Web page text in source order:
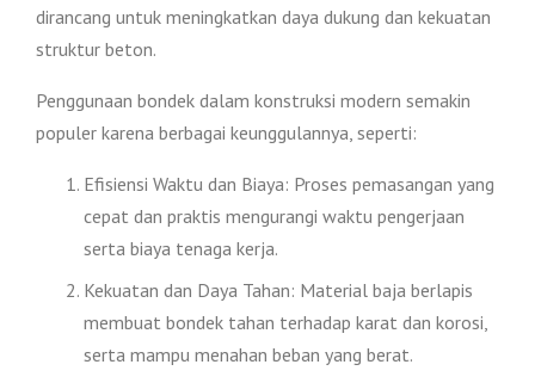
dirancang untuk meningkatkan daya dukung dan kekuatan
struktur beton.
Penggunaan bondek dalam konstruksi modern semakin
populer karena berbagai keunggulannya, seperti:
Efisiensi Waktu dan Biaya: Proses pemasangan yang
cepat dan praktis mengurangi waktu pengerjaan
serta biaya tenaga kerja.
Kekuatan dan Daya Tahan: Material baja berlapis
membuat bondek tahan terhadap karat dan korosi,
serta mampu menahan beban yang berat.